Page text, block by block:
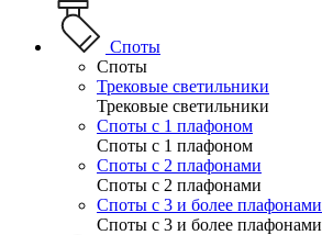
Споты
Споты
Трековые светильники
Трековые светильники
Споты с 1 плафоном
Споты с 1 плафоном
Споты с 2 плафонами
Споты с 2 плафонами
Споты с 3 и более плафонами
Споты с 3 и более плафонами